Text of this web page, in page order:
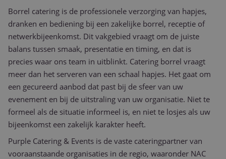
Borrel catering is de professionele verzorging van hapjes,
dranken en bediening bij een zakelijke borrel, receptie of
netwerkbijeenkomst. Dit vakgebied vraagt om de juiste
balans tussen smaak, presentatie en timing, en dat is
precies waar ons team in uitblinkt. Catering borrel vraagt
meer dan het serveren van een schaal hapjes. Het gaat om
een gecureerd aanbod dat past bij de sfeer van uw
evenement en bij de uitstraling van uw organisatie. Niet te
formeel als de situatie informeel is, en niet te losjes als uw
bijeenkomst een zakelijk karakter heeft.
Purple Catering & Events is de vaste cateringpartner van
vooraanstaande organisaties in de regio, waaronder NAC